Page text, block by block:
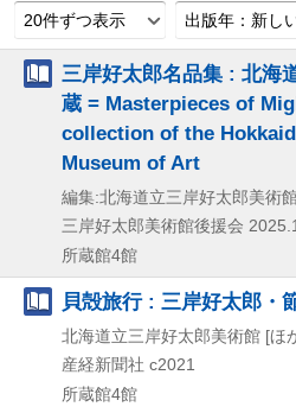
20件ずつ表示 出版年：新し
三岸好太郎名品集 : 北海
蔵 = Masterpieces of
collection of the
Museum of Art
編集:北海道立三岸好太郎美術
三岸好太郎美術館後援会 2025.1
所蔵館4館
貝殻旅行 : 三岸好太郎・
北海道立三岸好太郎美術館 [ほ
産経新聞社 c2021
所蔵館4館